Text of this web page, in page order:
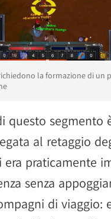
la formazione di un
questo segmento
al retaggio
era praticamente
senza
di viaggio: